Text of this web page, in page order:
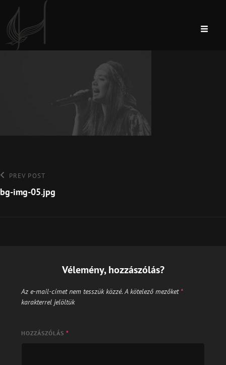
Bejegyzés
navigáció
Previous
Post
PREV POST
bg-img-05.jpg
Vélemény, hozzászólás?
Az e-mail-címet nem tesszük közzé. A kötelező mezőket *
karakterrel jelöltük
HOZZÁSZÓLÁS *